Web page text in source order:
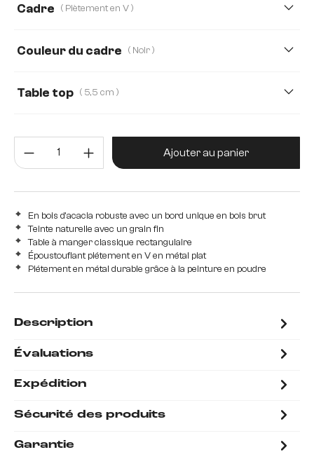
300 cm
Cadre ( Piètement en V )
Couleur du cadre ( Noir )
Table top ( 5,5 cm )
Quantité de produit : Entrez la
Ajouter au panier
En bois d'acacia robuste avec un bord unique en bois brut
Teinte naturelle avec un grain fin
Table à manger classique rectangulaire
Époustouflant piétement en V en métal plat
Piétement en métal durable grâce à la peinture en poudre
Description
Évaluations
Expédition
Sécurité des produits
Garantie